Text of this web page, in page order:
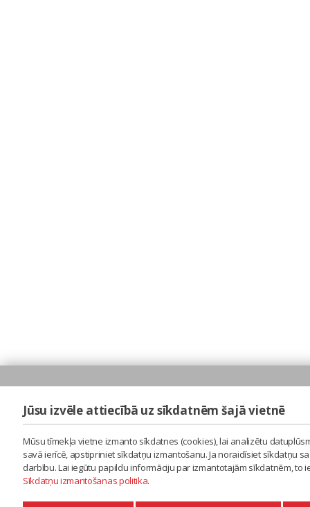
Jūsu izvēle attiecībā uz sīkdatnēm šajā vietnē
Mūsu tīmekļa vietne izmanto sīkdatnes (cookies), lai analizētu
savā ierīcē, apstipriniet sīkdatņu izmantošanu. Ja noraidīsiet sīkdatņu
darbību. Lai iegūtu papildu informāciju par izmantotajām sīkdatnēm,
Sīkdatņu izmantošanas politika.